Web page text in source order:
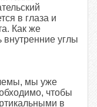
в глаза и
Как же
внутренние углы
мы уже
чтобы
в